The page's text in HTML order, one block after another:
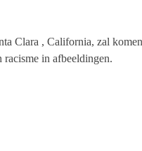
Clara , California, zal
racisme in afbeeldingen.